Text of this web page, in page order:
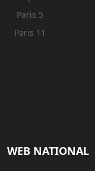
Paris 5
Paris 11
WEB NATIONAL